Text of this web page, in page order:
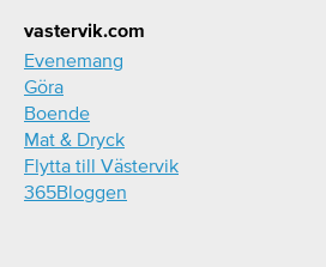
Footer
vastervik.com
Evenemang
Göra
Boende
Mat & Dryck
Flytta till Västervik
365Bloggen